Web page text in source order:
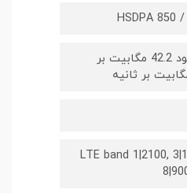
HSDPA 850
HSPA با سرعت دانلود 42.2 مگابیت بر
LTE band 1|2100,